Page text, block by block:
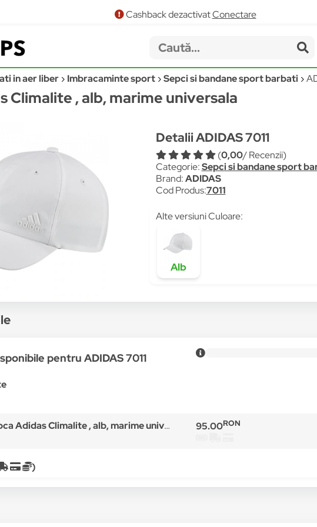
Cashback dezactivatConectare
in aer liber Imbracaminte sport Sepci si bandane sport barbati
Climalite , alb, marime universala
Detalii ADIDAS 7011
(0,00/ Recenzii)
Categorie:Sepci si bandane sport
Brand:ADIDAS
Cod Produs:7011
Alte versiuni Culoare:
Alb
pentru ADIDAS 7011
Adidas Climalite , alb, marime universala 95.00RON
)